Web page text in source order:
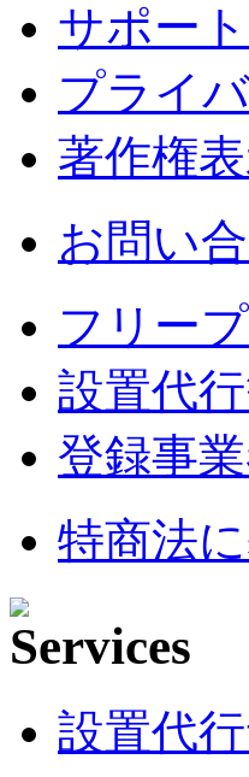
サポー
プライ
著作権
お問い
フリー
設置代
登録事
特商法
設置代